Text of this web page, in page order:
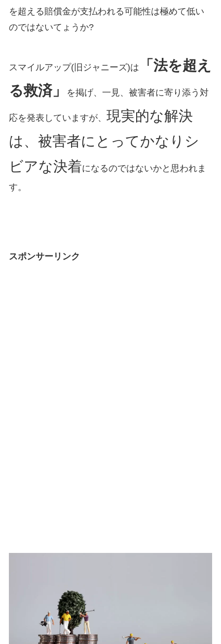
を超える賠償金が支払われる可能性は極めて低い
のではないてょうか?
スマイルアップ(旧ジャニーズ)は
「法を超え
る救済」
を掲げ、一見、被害者に寄り添う対
応を発表していますが、 現実的な解決
は、被害者にとってかなりシ
ビアな決着になるのではないかと思われま
す。
スポンサーリンク